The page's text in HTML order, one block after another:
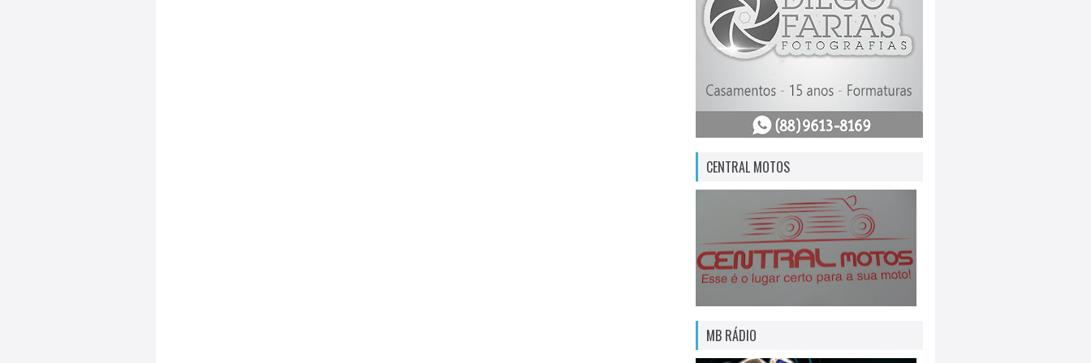
CENTRAL MOTOS
MB RÁDIO